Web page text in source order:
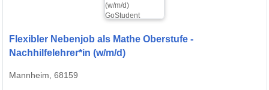
Flexibler Nebenjob als Mathe Oberstufe -
Nachhilfelehrer*in (w/m/d)
Mannheim, 68159